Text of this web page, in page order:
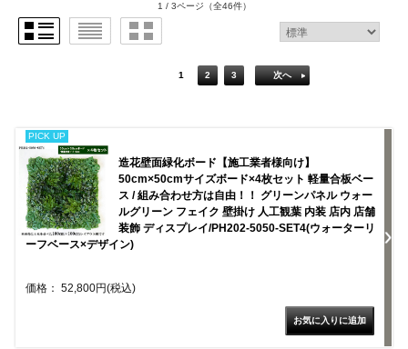
1 / 3ページ （全46件）
1 2 3 次へ
PICK UP
造花壁面緑化ボード【施工業者様向け】
50cm×50cmサイズボード×4枚セット 軽量合板ベー
ス / 組み合わせ方は自由！！ グリーンパネル ウォー
ルグリーン フェイク 壁掛け 人工観葉 内装 店内 店舗
装飾 ディスプレイ/PH202-5050-SET4(ウォーターリ
ーフベース×デザイン)
価格： 52,800円(税込)